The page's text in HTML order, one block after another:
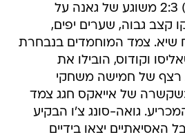
אחריו הגיע היום (שני) 2:3 משוגע של גאנה על
קצב גבוה, שערים יפים,
שיא. צמד המוחמדים בנבחרת
וקודוס, הובילו את
רצף של חמישה משחקי
כשקשרה של אייאקס חגג צמד
גואה-סונג צ'ו הבקיע
האסיאתיים יצאו בידיים